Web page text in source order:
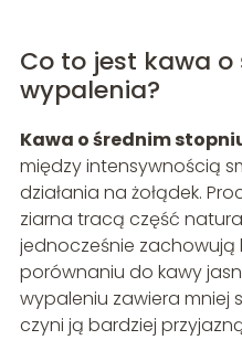
Co to jest kawa
wypalenia?
Kawa o średnim
między intensywnością
działania na żołądek.
ziarna tracą część
jednocześnie
porównaniu do kawy
wypaleniu zawiera mniej
czyni ją bardziej